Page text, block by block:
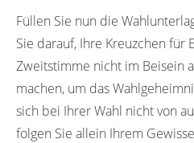
Füllen Sie nun die
Sie darauf, Ihre Kreuzchen für
Zweitstimme nicht im Beisein
machen, um das
sich bei Ihrer Wahl nicht von
folgen Sie allein Ihrem